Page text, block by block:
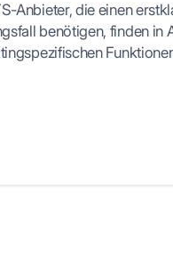
Anbieter, die einen
benötigen, finden in